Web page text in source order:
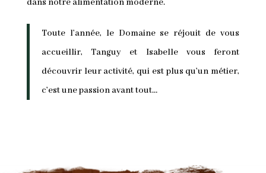
dans notre alimentation moderne.
Toute l’année, le Domaine se réjouit de vous
accueillir, Tanguy et Isabelle vous feront
découvrir leur activité, qui est plus qu’un métier,
c’est une passion avant tout…